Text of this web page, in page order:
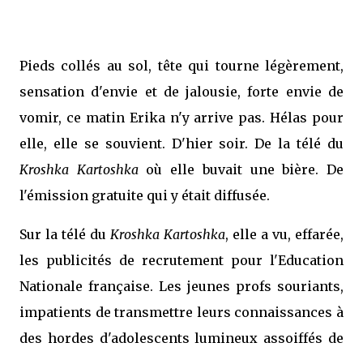
Pieds collés au sol, tête qui tourne légèrement,
sensation d'envie et de jalousie, forte envie de
vomir, ce matin Erika n'y arrive pas. Hélas pour
elle, elle se souvient. D'hier soir. De la télé du
Kroshka Kartoshkaoù elle buvait une bière. De
l'émission gratuite qui y était diffusée.
Sur la télé du Kroshka Kartoshka, elle a vu, effarée,
les publicités de recrutement pour l'Education
Nationale française. Les jeunes profs souriants,
impatients de transmettre leurs connaissances à
des hordes d'adolescents lumineux assoiffés de